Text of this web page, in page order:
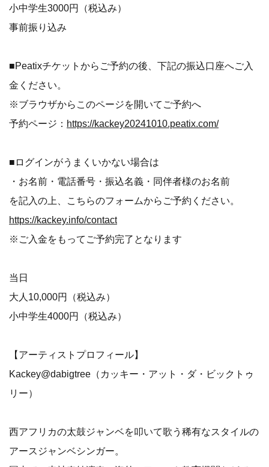
小中学生3000円（税込み）
事前振り込み
■Peatixチケットからご予約の後、下記の振込口座へご入
金ください。
※ブラウザからこのページを開いてご予約へ
予約ページ： https://kackey20241010.peatix.com/
■ログインがうまくいかない場合は
・お名前・電話番号・振込名義・同伴者様のお名前
を記入の上、こちらのフォームからご予約ください。
https://kackey.info/contact
※ご入金をもってご予約完了となります
当日
大人10,000円（税込み）
小中学生4000円（税込み）
【アーティストプロフィール】
Kackey@dabigtree（カッキー・アット・ダ・ビックトゥ
リー）
西アフリカの太鼓ジャンベを叩いて歌う稀有なスタイルの
アースジャンベシンガー。